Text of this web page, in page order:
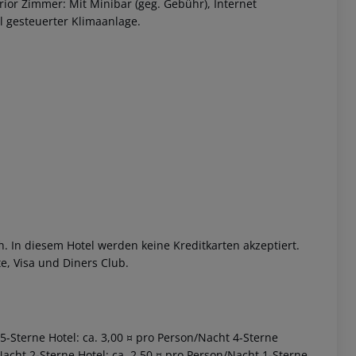
Zimmer: Mit Minibar (geg. Gebühr), Internet
gesteuerter Klimaanlage.
In diesem Hotel werden keine Kreditkarten akzeptiert.
Visa und Diners Club.
Hotel: ca. 3,00 ¤ pro Person/Nacht 4-Sterne